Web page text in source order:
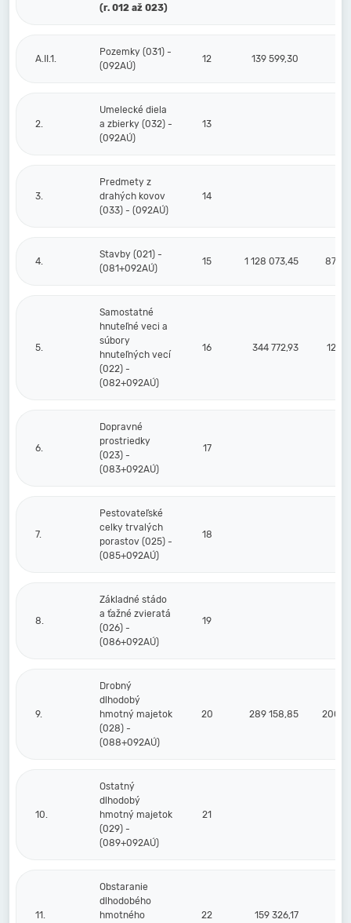
(r. 012 až 023)
A.II.1.
Pozemky (031) -
(092AÚ)
12 139 599,30
2.
Umelecké diela
a zbierky (032) -
(092AÚ)
13
3.
Predmety z
drahých kovov
(033) - (092AÚ)
14
4.
Stavby (021) -
(081+092AÚ)
15 1 128 073,45 877
5.
Samostatné
hnuteľné veci a
súbory
hnuteľných vecí
(022) -
(082+092AÚ)
16 344 772,93 129
6.
Dopravné
prostriedky
(023) -
(083+092AÚ)
17
7.
Pestovateľské
celky trvalých
porastov (025) -
(085+092AÚ)
18
8.
Základné stádo
a ťažné zvieratá
(026) -
(086+092AÚ)
19
9.
Drobný
dlhodobý
hmotný majetok
(028) -
(088+092AÚ)
20 289 158,85 200
10.
Ostatný
dlhodobý
hmotný majetok
(029) -
(089+092AÚ)
21
11.
Obstaranie
dlhodobého
hmotného
22 159 326,17